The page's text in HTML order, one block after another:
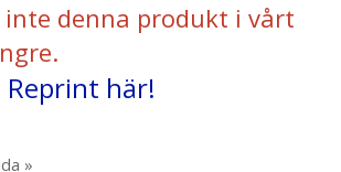
denna produkt i vårt
Reprint här!
»